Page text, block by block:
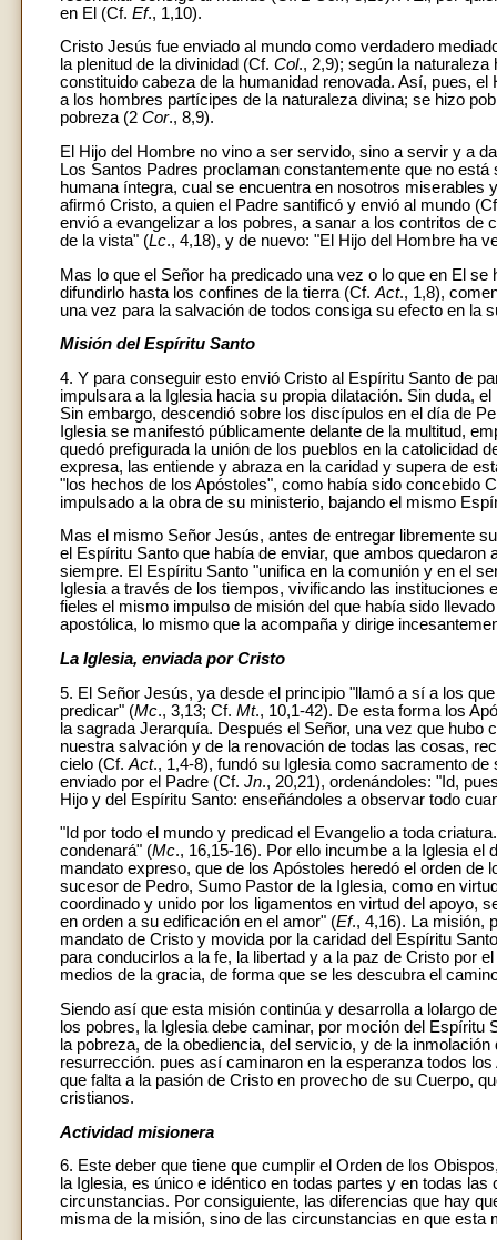
en El (Cf. Ef., 1,10).
Cristo Jesús fue enviado al mundo como verdadero
la plenitud de la divinidad (Cf. Col., 2,9); según la
constituido cabeza de la humanidad renovada. Así, pues,
a los hombres partícipes de la naturaleza divina; se hizo
pobreza (2 Cor., 8,9).
El Hijo del Hombre no vino a ser servido, sino a servir y a
Los Santos Padres proclaman constantemente que no
humana íntegra, cual se encuentra en nosotros
afirmó Cristo, a quien el Padre santificó y envió al mundo
envió a evangelizar a los pobres, a sanar a los contritos
de la vista" (Lc., 4,18), y de nuevo: "El Hijo del Hombre ha
Mas lo que el Señor ha predicado una vez o lo que en El
difundirlo hasta los confines de la tierra (Cf. Act., 1,8),
una vez para la salvación de todos consiga su efecto en la
Misión del Espíritu Santo
4. Y para conseguir esto envió Cristo al Espíritu Santo de
impulsara a la Iglesia hacia su propia dilatación. Sin duda,
Sin embargo, descendió sobre los discípulos en el día de
Iglesia se manifestó públicamente delante de la multitud,
quedó prefigurada la unión de los pueblos en la catolicidad
expresa, las entiende y abraza en la caridad y supera de
"los hechos de los Apóstoles", como había sido concebido
impulsado a la obra de su ministerio, bajando el mismo
Mas el mismo Señor Jesús, antes de entregar libremente
el Espíritu Santo que había de enviar, que ambos
siempre. El Espíritu Santo "unifica en la comunión y en el
Iglesia a través de los tiempos, vivificando las
fieles el mismo impulso de misión del que había sido
apostólica, lo mismo que la acompaña y dirige
La Iglesia, enviada por Cristo
5. El Señor Jesús, ya desde el principio "llamó a sí a los
predicar" (Mc., 3,13; Cf. Mt., 10,1-42). De esta forma los
la sagrada Jerarquía. Después el Señor, una vez que
nuestra salvación y de la renovación de todas las cosas,
cielo (Cf. Act., 1,4-8), fundó su Iglesia como sacramento
enviado por el Padre (Cf. Jn., 20,21), ordenándoles: "Id,
Hijo y del Espíritu Santo: enseñándoles a observar todo
"Id por todo el mundo y predicad el Evangelio a toda
condenará" (Mc., 16,15-16). Por ello incumbe a la Iglesia el
mandato expreso, que de los Apóstoles heredó el orden
sucesor de Pedro, Sumo Pastor de la Iglesia, como en
coordinado y unido por los ligamentos en virtud del apoyo,
en orden a su edificación en el amor" (Ef., 4,16). La misión,
mandato de Cristo y movida por la caridad del Espíritu
para conducirlos a la fe, la libertad y a la paz de Cristo por
medios de la gracia, de forma que se les descubra el
Siendo así que esta misión continúa y desarrolla a lolargo
los pobres, la Iglesia debe caminar, por moción del
la pobreza, de la obediencia, del servicio, y de la
resurrección. pues así caminaron en la esperanza todos
que falta a la pasión de Cristo en provecho de su Cuerpo,
cristianos.
Actividad misionera
6. Este deber que tiene que cumplir el Orden de los
la Iglesia, es único e idéntico en todas partes y en todas
circunstancias. Por consiguiente, las diferencias que hay
misma de la misión, sino de las circunstancias en que esta